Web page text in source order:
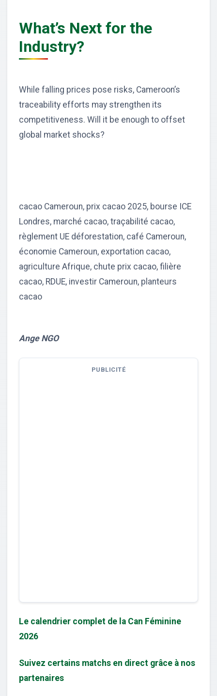
What’s Next for the
Industry?
While falling prices pose risks, Cameroon’s
traceability efforts may strengthen its
competitiveness. Will it be enough to offset
global market shocks?
cacao Cameroun, prix cacao 2025, bourse ICE
Londres, marché cacao, traçabilité cacao,
règlement UE déforestation, café Cameroun,
économie Cameroun, exportation cacao,
agriculture Afrique, chute prix cacao, filière
cacao, RDUE, investir Cameroun, planteurs
cacao
Ange NGO
PUBLICITÉ
Le calendrier complet de la Can Féminine
2026
Suivez certains matchs en direct grâce à nos
partenaires